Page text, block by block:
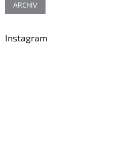
ARCHIV
Instagram